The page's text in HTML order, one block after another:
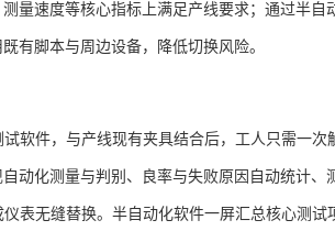
量速度等核心指标上满足产线要求；通过半自
有脚本与周边设备，降低切换风险。
软件，与产线现有夹具结合后，工人只需一次
动化测量与判别、良率与失败原因自动统计、
表无缝替换。半自动化软件一屏汇总核心测试